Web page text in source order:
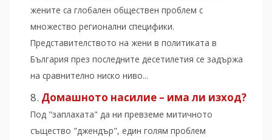
жените са глобален обществен проблем с
множество регионални специфики.
Представителството на жени в политиката в
България през последните десетилетия се задържа
на сравнително ниско ниво...
Домашното насилие – има ли изход?
Под "заплахата" да ни превземе митичното
същество "джендър", един голям проблем